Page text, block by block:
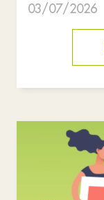
03/07/2026